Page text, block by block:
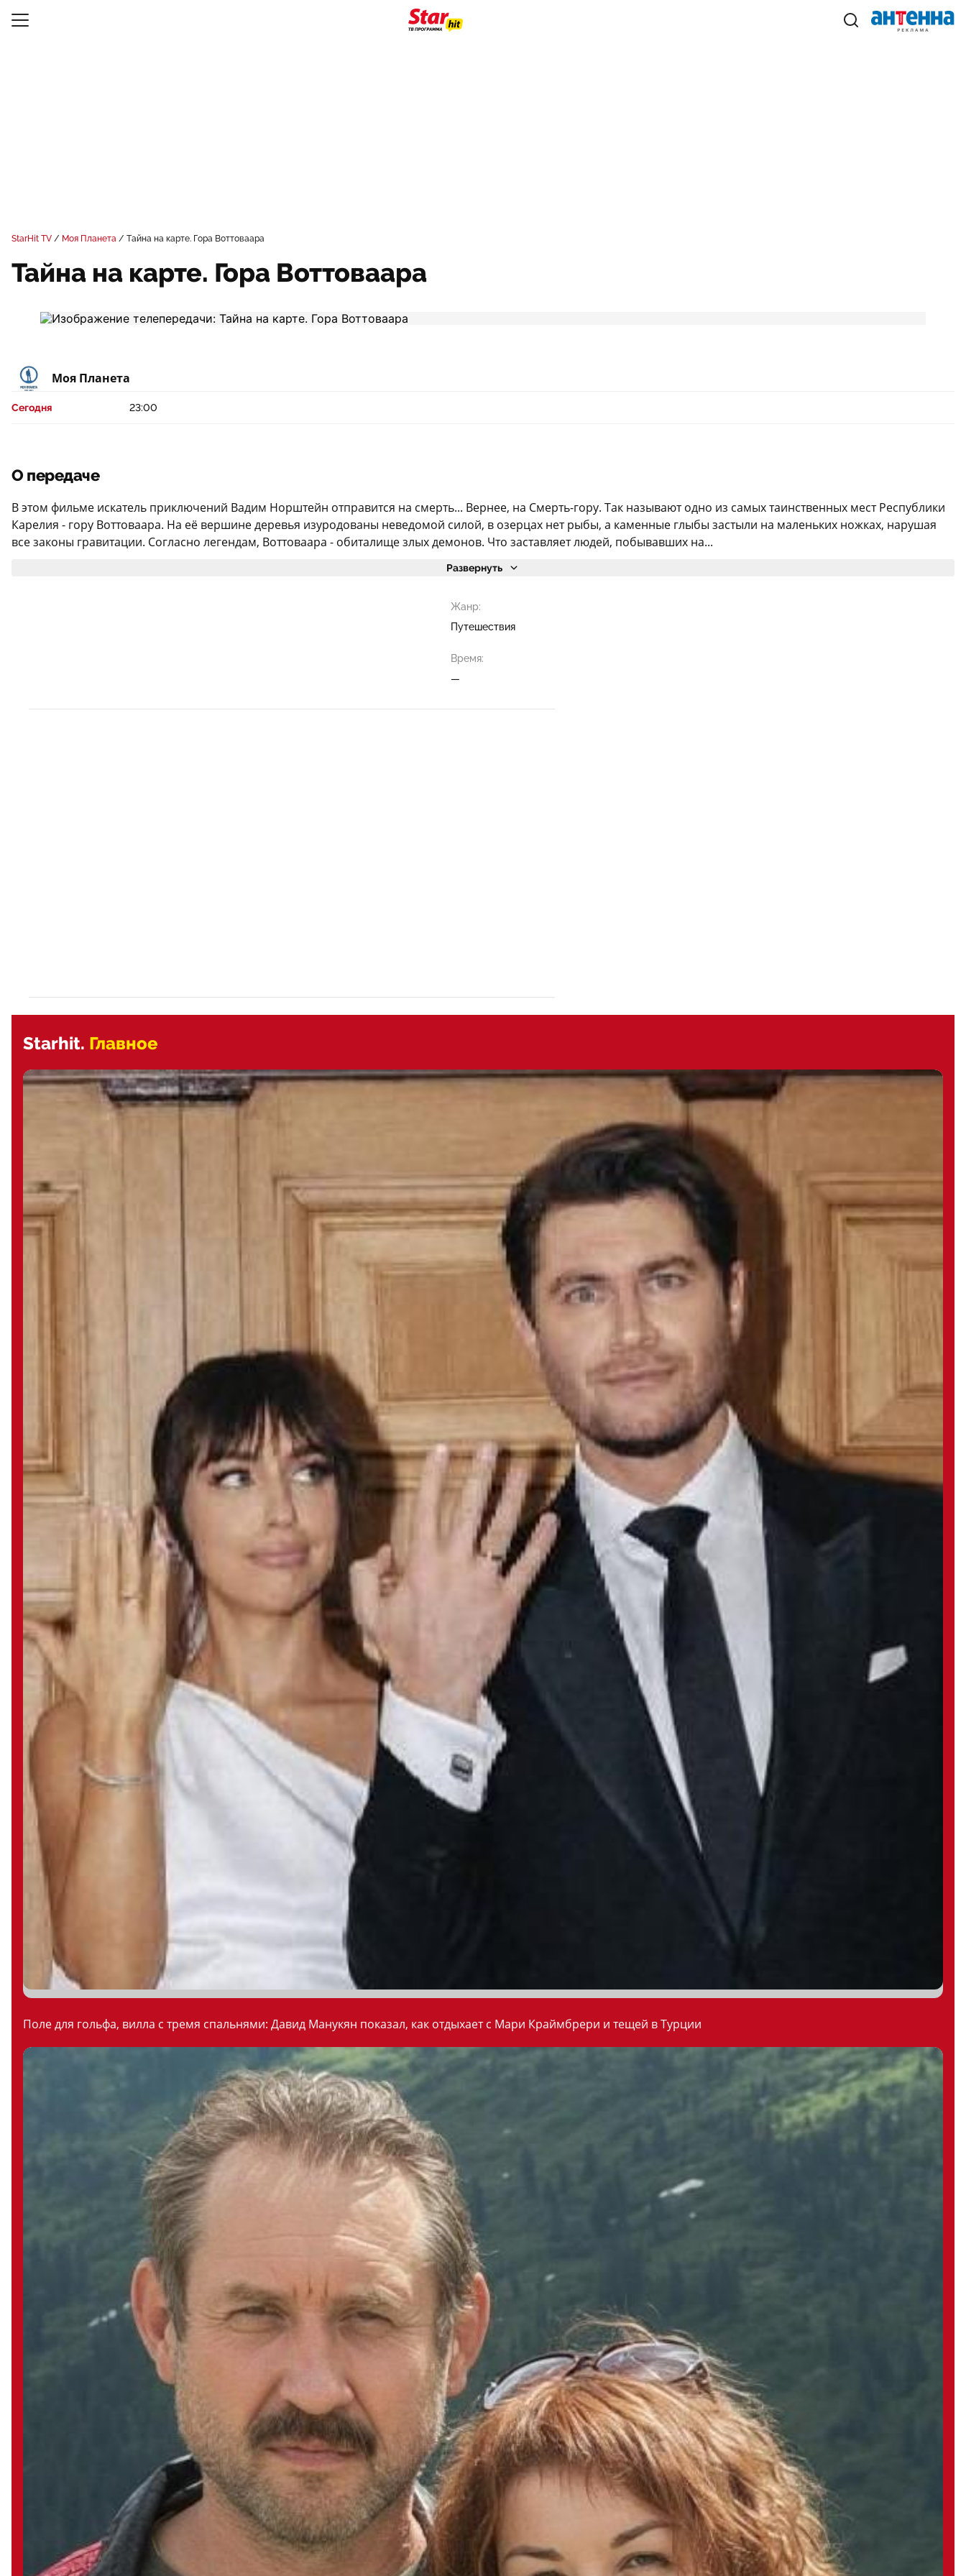
StarHit TV Моя Планета Тайна на карте. Гора Воттоваара
Тайна на карте. Гора Воттоваара
Моя Планета
Сегодня 23:00
О передаче
В этом фильме искатель приключений Вадим Норштейн отправится на смерть... Вернее, на Смерть-гору. Так называют одно из самых таинственных мест Республики
Карелия - гору Воттоваара. На её вершине деревья изуродованы неведомой силой, в озерцах нет рыбы, а каменные глыбы застыли на маленьких ножках, нарушая
все законы гравитации. Согласно легендам, Воттоваара - обиталище злых демонов. Что заставляет людей, побывавших на...
Развернуть
Жанр:
Путешествия
Время:
—
Starhit. Главное
Поле для гольфа, вилла с тремя спальнями: Давид Манукян показал, как отдыхает с Мари Краймбрери и тещей в Турции